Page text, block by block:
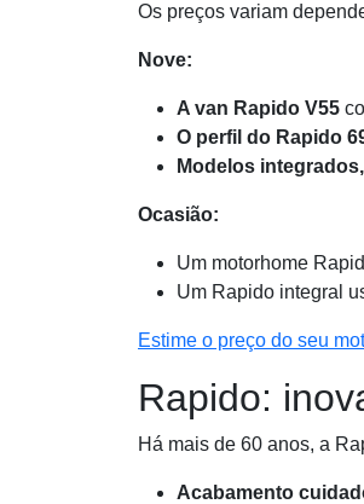
Os preços variam
Nove:
A van Rapido V55
O perfil do Rapido
Modelos
Ocasião:
Um motorhome
Um Rapido integral
Estime o preço do seu
Rapido:
Há mais de 60 anos, a
Acabamento